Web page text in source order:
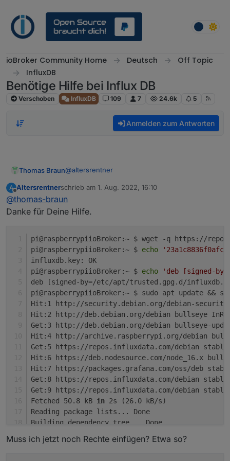
ioBroker Community Home Deutsch
Off Topic
InfluxDB
Benötige Hilfe bei Influx DB
Verschoben InfluxDB 109 7 24.6k 5
Anmelden zum Antworten
Thomas Braun@altersrentner
wget -q https://repos.influxdata.com/
echo
echo 'deb [signed-by=/etc/apt/
A
Offline
Altersrentnerschrieb am 1. Aug. 2022, 16:10
zuletzt editiert von
@thomas-braun
Danke für Deine Hilfe.
pi@raspberrypiioBroker:~ $ wget -q https://
pi@raspberrypiioBroker:~ $ echo
influxdb.key: OK
pi@raspberrypiioBroker:~ $ echo
'deb [signed-
deb [signed-by=/etc/apt/trusted.gpg.d/
pi@raspberrypiioBroker:~ $ sudo apt update &&
Hit:1 http://security.debian.org/debian-security
Hit:2 http://deb.debian.org/debian bullseye
Get:3 http://deb.debian.org/debian bullseye-
Hit:4 http://archive.raspberrypi.org/debian
Get:5 https://repos.influxdata.com/debian stable
Hit:6 https://deb.nodesource.com/node_16.x
Hit:7 https://packages.grafana.com/oss/deb
Get:8 https://repos.influxdata.com/debian stable/
Get:9 https://repos.influxdata.com/debian stable/
Fetched 50.8 kB in 2s (26.0 kB/s)
Reading package lists... Done
Building dependency tree... Done
All packages are up to date.
Muss ich jetzt noch Rechte einfügen? Etwa so?